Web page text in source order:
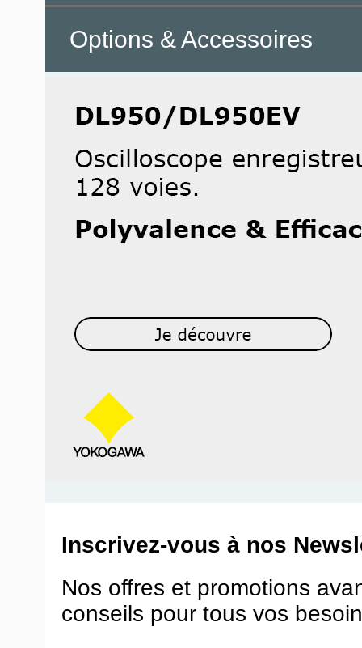
Options & Accessoires
Inscrivez-vous à nos
Nos offres et promotions
conseils pour tous vos